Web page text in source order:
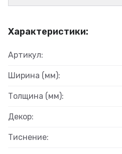
Характеристики:
Артикул:
Ширина (мм):
Толщина (мм):
Декор:
Тиснение: